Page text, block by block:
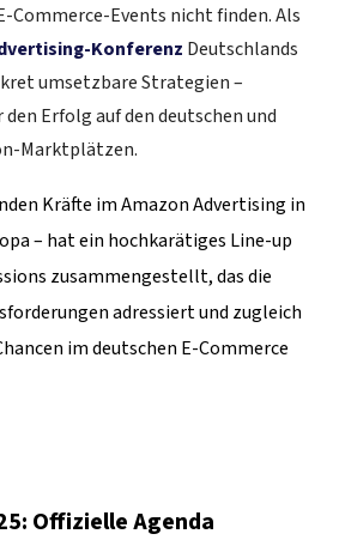
Commerce-Events nicht finden. Als
Konferenz Deutschlands
umsetzbare Strategien –
Erfolg auf den deutschen und
Marktplätzen.
Kräfte im Amazon Advertising in
– hat ein hochkarätiges Line-up
zusammengestellt, das die
adressiert und zugleich
im deutschen E-Commerce
Offizielle Agenda